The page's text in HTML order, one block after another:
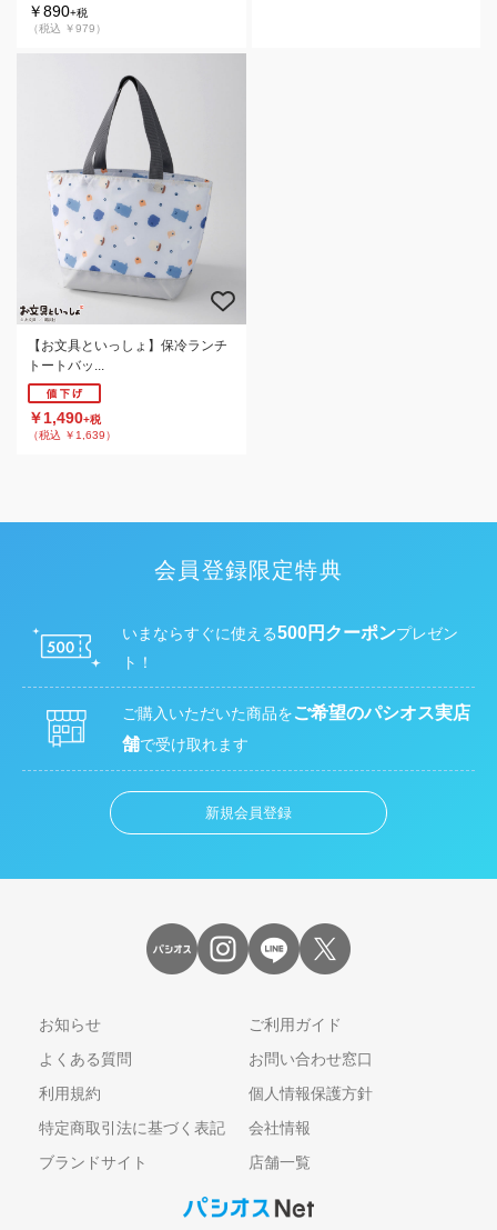
￥890+税
（税込 ￥979）
【お文具といっしょ】保冷ランチ
トートバッ...
￥1,490+税
（税込 ￥1,639）
会員登録限定特典
いまならすぐに使える500円クーポンプレゼン
ト！
ご購入いただいた商品をご希望のパシオス実店
舗で受け取れます
新規会員登録
お知らせ
ご利用ガイド
よくある質問
お問い合わせ窓口
利用規約
個人情報保護方針
特定商取引法に基づく表記
会社情報
ブランドサイト
店舗一覧